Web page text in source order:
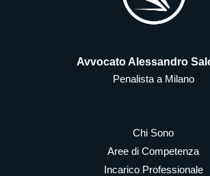
Avvocato Alessandro
Penalista a Milano
Chi Sono
Aree di Competenza
Incarico Professionale